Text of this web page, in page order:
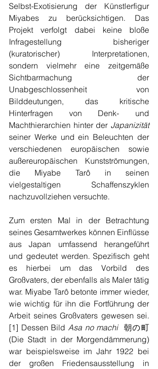
Selbst-Exotisierung der Künstlerfigur
Miyabes zu berücksichtigen. Das
Projekt verfolgt dabei keine bloße
Infragestellung bisheriger
(kuratorischer) Interpretationen,
sondern vielmehr eine zeitgemäße
Sichtbarmachung der
Unabgeschlossenheit von
Bilddeutungen, das kritische
Hinterfragen von Denk- und
Machthierarchien hinter der
Japanizität
seiner Werke und ein Beleuchten der
verschiedenen europäischen sowie
außereuropäischen Kunstströmungen,
die Miyabe Tarô in seinen
vielgestaltigen Schaffenszyklen
nachzuvollziehen versuchte.
Zum ersten Mal in der Betrachtung
seines Gesamtwerkes können Einflüsse
aus Japan umfassend herangeführt
und gedeutet werden. Spezifisch geht
es hierbei um das Vorbild des
Großvaters, der ebenfalls als Maler tätig
war. Miyabe Tarô betonte immer wieder,
wie wichtig für ihn die Fortführung der
Arbeit seines Großvaters gewesen sei.
[1] Dessen Bild Asa no machi 朝の町
(Die Stadt in der Morgendämmerung)
war beispielsweise im Jahr 1922 bei
der großen Friedensausstellung in